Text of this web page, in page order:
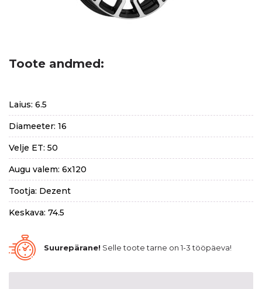
Toote andmed:
Laius: 6.5
Diameeter: 16
Velje ET: 50
Augu valem: 6x120
Tootja: Dezent
Keskava: 74.5
Suurepärane! Selle toote tarne on 1-3 tööpäeva!